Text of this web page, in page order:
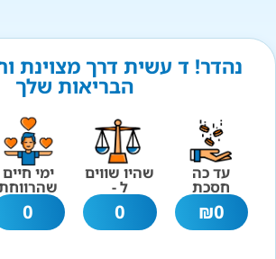
נהדר! ד עשית דרך מצוינת
הבריאות שלך
עד כה
חסכת
0
₪
שהיו שווים
ל -
0
ימי חיים
0